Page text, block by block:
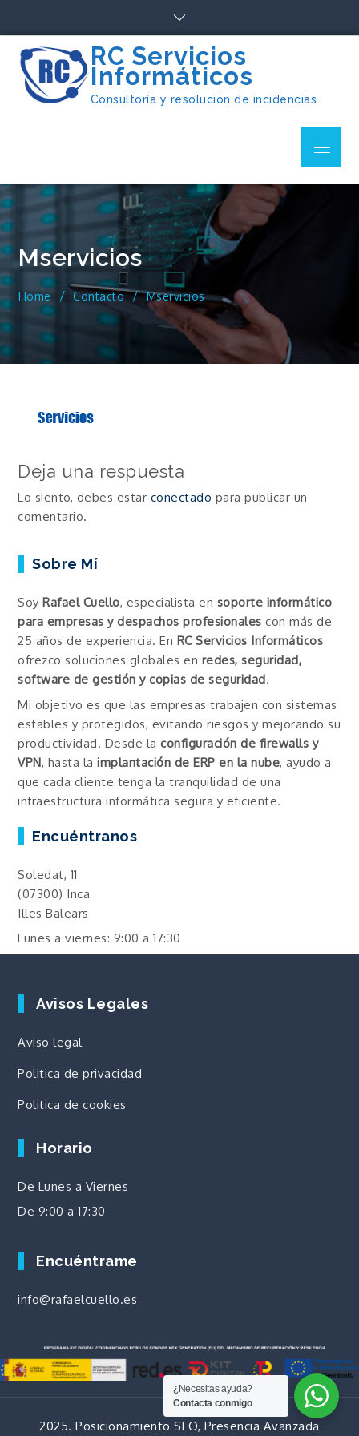
content
RC Servicios
Informáticos
Consultoría y resolución de incidencias
Menu
Mservicios
Home Contacto Mservicios
Deja una respuesta
Lo siento, debes estar conectado para publicar un
comentario.
Sobre Mí
SoyRafael Cuello, especialista en soporte informático
para empresas y despachos profesionales con más de
25 años de experiencia. En RC Servicios Informáticos
ofrezco soluciones globales en redes, seguridad,
software de gestión y copias de seguridad.
Mi objetivo es que las empresas trabajen con sistemas
estables y protegidos, evitando riesgos y mejorando su
productividad. Desde laconfiguración de firewalls y
VPN, hasta laimplantación de ERP en la nube, ayudo a
que cada cliente tenga la tranquilidad de una
infraestructura informática segura y eficiente.
Encuéntranos
Soledat, 11
(07300) Inca
Illes Balears
Lunes a viernes: 9:00 a 17:30
Avisos Legales
Aviso legal
Politica de privacidad
Politica de cookies
Horario
De Lunes a Viernes
De 9:00 a 17:30
Encuéntrame
info@rafaelcuello.es
2025. Posicionamiento SEO, Presencia Avanzada
¿Necesitas ayuda?
Contacta conmigo